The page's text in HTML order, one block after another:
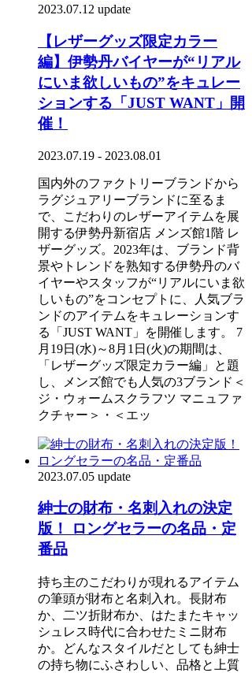
2023.07.12 update
【レザーグッズ限定カラー
編】伊勢丹バイヤーが“リアル
にいま欲しいもの”をキュレー
ションする「JUST WANT」開
催！
2023.07.19 - 2023.08.01
国内外のファクトリーブランドから
ラグジュアリーブランドに至るま
で、こだわりのレザーアイテムを展
開する伊勢丹新宿店 メンズ館1階 レ
ザーグッズ。2023年は、ブランド背
景やトレンドを熟知する伊勢丹のバ
イヤーやスタッフが“リアルにいま欲
しいもの”をコンセプトに、人気ブラ
ンドのアイテムをキュレーションす
る「JUST WANT」を開催します。 7
月19日(水)～8月1日(火)の期間は、
「レザーグッズ限定カラー編」と題
し、メンズ館でも人気の3ブランド＜
ジ・ウォームスクラフツ マニュファ
クチャー＞・＜エッ
2023.07.05 update
紳士の財布・名刺入れの決定
版！ ロングセラーの名品・定
番品
持ち主のこだわりが現れるアイテム
の筆頭が財布と名刺入れ。長財布
か、二ツ折財布か、はたまたキャッ
シュレス時代に合わせたミニ財布
か。どんなスタイルだとしても紳士
の持ち物にふさわしい、品格と上質